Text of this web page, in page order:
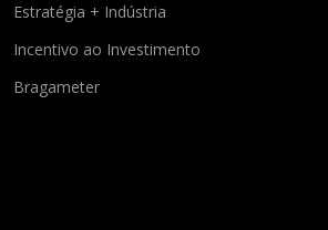
Estratégia + Indústria
Incentivo ao Investimento
Bragameter